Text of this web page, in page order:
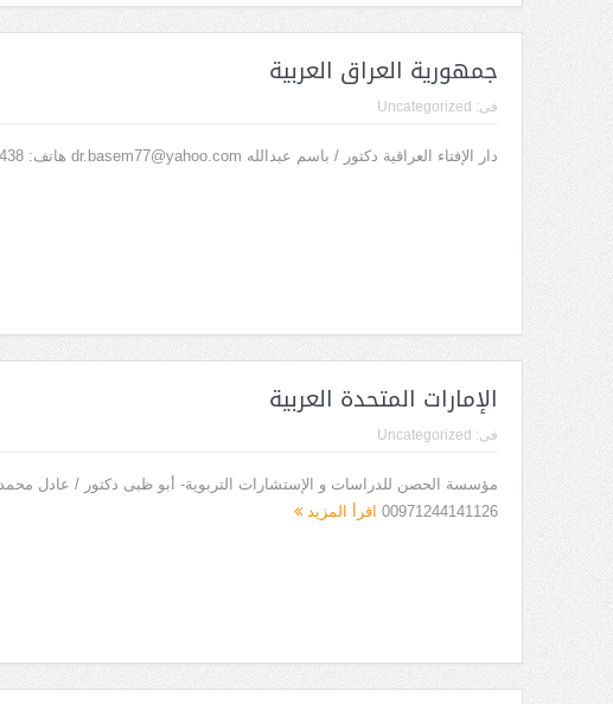
جمهورية العراق العربية
فى: Uncategorized
دار الإفتاء العراقية دكتور / باسم عبدالله dr.basem77@yahoo.com هاتف: 00201095594438
الإمارات المتحدة العربية
فى: Uncategorized
00971244141126 اقرأ المزيد